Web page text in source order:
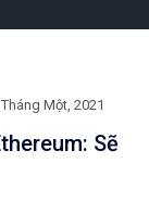
Một, 2021
Sẽ